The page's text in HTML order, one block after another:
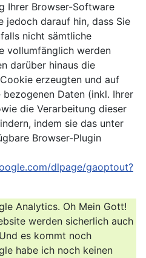
Ihrer Browser-Software
jedoch darauf hin, dass Sie
nicht sämtliche
vollumfänglich werden
darüber hinaus die
erzeugten und auf
Daten (inkl. Ihrer
die Verarbeitung dieser
indem sie das unter
Browser-Plugin
dlpage/gaoptout?
Analytics. Oh Mein Gott!
werden sicherlich auch
es kommt noch
habe ich noch keinen